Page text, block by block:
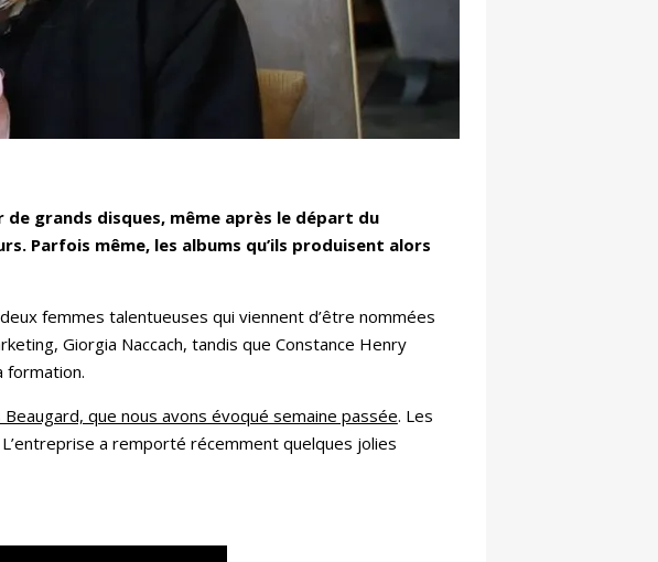
grands disques, même après le départ du
Parfois même, les albums qu’ils produisent alors
femmes talentueuses qui viennent d’être nommées
Giorgia Naccach, tandis que Constance Henry
formation.
Beaugard, que nous avons évoqué semaine passée. Les
a remporté récemment quelques jolies